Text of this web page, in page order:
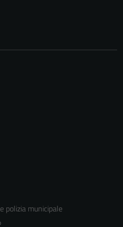
polizia municipale